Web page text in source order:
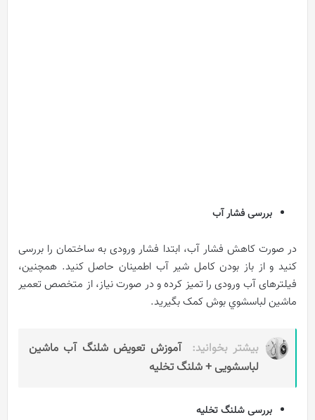
بررسی فشار آب
در صورت کاهش فشار آب، ابتدا فشار ورودی به ساختمان را بررسی
کنید و از باز بودن کامل شیر آب اطمینان حاصل کنید. همچنین،
فیلترهای آب ورودی را تمیز کرده و در صورت نیاز، از متخصص تعمیر
ماشین لباسشوي بوش کمک بگیرید.
بیشتر بخوانید:
آموزش تعویض شلنگ آب ماشین
لباسشویی + شلنگ تخلیه
بررسی شلنگ تخلیه